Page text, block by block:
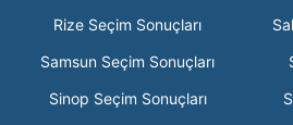
Rize Seçim Sonuçları
Samsun Seçim Sonuçları
Sinop Seçim Sonuçları